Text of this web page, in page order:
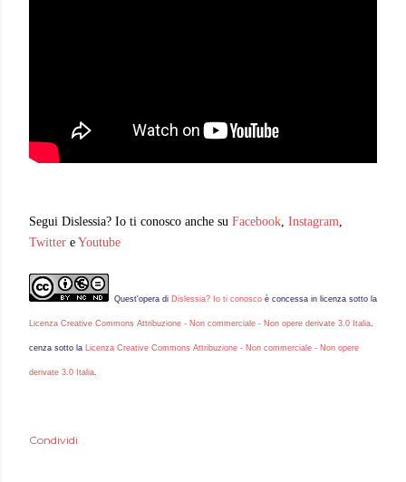
Segui Dislessia? Io ti conosco anche su Facebook, Instagram,
Twitter e Youtube
Quest'opera di Dislessia? Io ti conosco è concessa in licenza sotto la
Licenza Creative Commons Attribuzione - Non commerciale - Non opere derivate 3.0 Italia.
cenza sotto la Licenza Creative Commons Attribuzione - Non commerciale - Non opere
derivate 3.0 Italia.
Condividi